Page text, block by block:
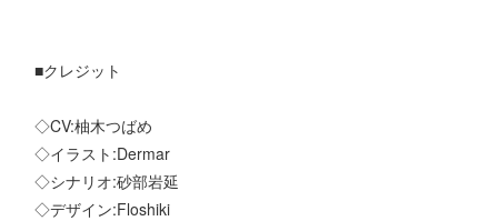
■クレジット
◇CV:柚木つばめ
◇イラスト:Dermar
◇シナリオ:砂部岩延
◇デザイン:Floshiki